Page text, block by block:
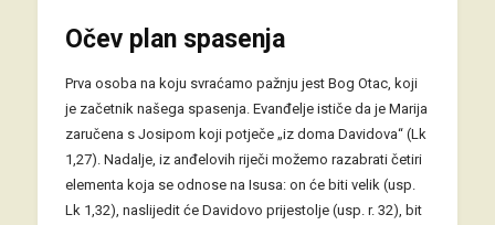
Očev plan spasenja
Prva osoba na koju svraćamo pažnju jest Bog Otac, koji
je začetnik našega spasenja. Evanđelje ističe da je Marija
zaručena s Josipom koji potječe „iz doma Davidova“ (Lk
1,27). Nadalje, iz anđelovih riječi možemo razabrati četiri
elementa koja se odnose na Isusa: on će biti velik (usp.
Lk 1,32), naslijedit će Davidovo prijestolje (usp. r. 32), bit